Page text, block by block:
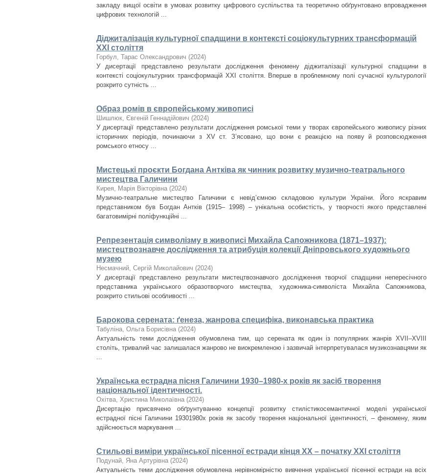
закладу вищої освіти в умовах розвитку цифрового суспільства та теоретично обґрунтовано впровадження
цифрових технологій ...
Діджиталізація культурної спадщини в контексті соціокультурних трансформацій
ХХІ століття
Горбул, Тарас Олександрович (2024)
У дисертації представлено результати дослідження феномену діджиталізації культурної спадщини в
контексті соціокультурних трансформацій ХХІ століття. Вперше в проблемному полі сучасної культурології
розкрито сутність ...
Образ ромів в європейському живописі
Шишлюк, Євгеній Геннадійович (2024)
У дисертації представлено результати дослідження ромської теми у творах європейського живопису різних
історичних періодів, починаючи з XV ст. З’ясовано, що вони є реакцією на появу й розповсюдження
ромського етносу ...
Мистецькі проєкти Богдана Антківа як чинник розвитку музично-театрального
мистецтва Галичини
Кирея, Марія Вікторівна (2024)
Музично-театральне мистецтво Галичини є невід’ємною складовою культури України. Його яскравим
представником був Богдан Антків (1915– 1998) – унікальна особистість, у творчості якого представлені
багатовимірні поліфункційні ...
Репрезентація символізму в живописі Михайла Сапожникова (1871–1937):
мистецтвознавче дослідження та атрибуція колекції Дніпровського художнього
музею
Несмачний, Сергій Миколайович (2024)
У дисертації представлено результати мистецтвознавчого дослідження творчої спадщини непересічного
представника українського образотворчого мистецтва, художника-символіста Михайла Сапожникова,
розкрито стильові особливості ...
Барокова серената: ґенеза, жанрова специфіка, виконавська практика
Табуліна, Ольга Борисівна (2024)
Актуальність теми дослідження обумовлена тим, що серената як один із популярних жанрів XVII–XVIII
століть, тривалий час залишалася жанрово не виокремленою і зазвичай інтерпретувалася музикознавцями як
...
Українська естрадна пісня Галичини 1930–1980-­х років як засіб творення
національної ідентичності.
Охітва, Христина Миколаївна (2024)
Дисертацію присвячено обґрунтуванню концепції розвитку стилістикосемантичної моделі української
естрадної пісні Галичини 1930­1980­х років як засобу творення національної ідентичності, – феномену, яким
здійснюється маркування ...
Стильові виміри української пісенної естради кінця ХХ – початку ХХІ століття
Подунай, Яна Артурівна (2024)
Актуальність теми дослідження обумовлена нерівномірністю вивчення української пісенної естради на всіх